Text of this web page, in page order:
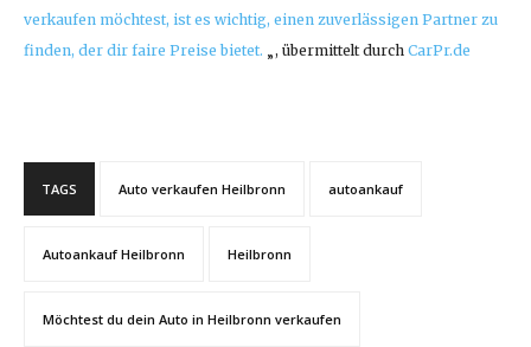
verkaufen möchtest, ist es wichtig, einen zuverlässigen Partner zu
finden, der dir faire Preise bietet. „, übermittelt durch CarPr.de
TAGS Auto verkaufen Heilbronn autoankauf
Autoankauf Heilbronn Heilbronn
Möchtest du dein Auto in Heilbronn verkaufen